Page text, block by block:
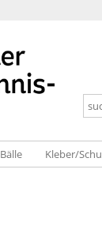
Bälle Kleber/